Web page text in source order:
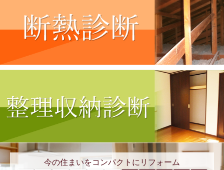
今の住まいをコンパクトにリフォーム